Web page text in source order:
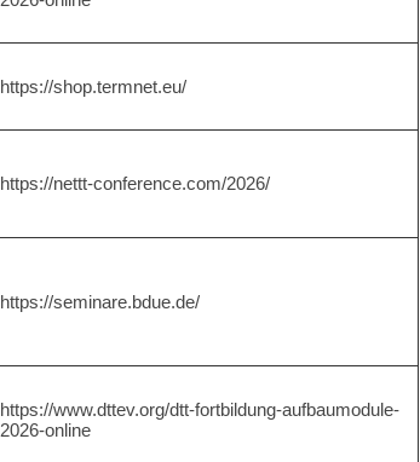
https://shop.termnet.eu/
https://nettt-conference.com/2026/
https://seminare.bdue.de/
https://www.dttev.org/dtt-fortbildung-aufbaumodule-
2026-online